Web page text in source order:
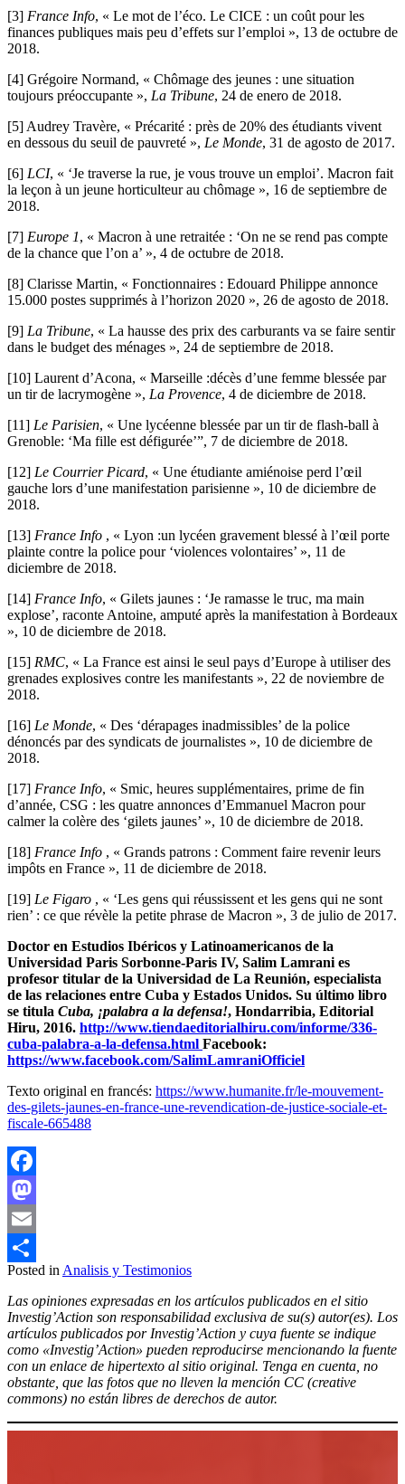
[3] France Info, « Le mot de l’éco. Le CICE : un coût pour les
finances publiques mais peu d’effets sur l’emploi », 13 de octubre de
2018.
[4] Grégoire Normand, « Chômage des jeunes : une situation
toujours préoccupante », La Tribune, 24 de enero de 2018.
[5] Audrey Travère, « Précarité : près de 20% des étudiants vivent
en dessous du seuil de pauvreté », Le Monde, 31 de agosto de 2017.
[6] LCI, « ‘Je traverse la rue, je vous trouve un emploi’. Macron fait
la leçon à un jeune horticulteur au chômage », 16 de septiembre de
2018.
[7] Europe 1, « Macron à une retraitée : ‘On ne se rend pas compte
de la chance que l’on a’ », 4 de octubre de 2018.
[8] Clarisse Martin, « Fonctionnaires : Edouard Philippe annonce
15.000 postes supprimés à l’horizon 2020 », 26 de agosto de 2018.
[9] La Tribune, « La hausse des prix des carburants va se faire sentir
dans le budget des ménages », 24 de septiembre de 2018.
[10] Laurent d’Acona, « Marseille :décès d’une femme blessée par
un tir de lacrymogène », La Provence, 4 de diciembre de 2018.
[11] Le Parisien, « Une lycéenne blessée par un tir de flash-ball à
Grenoble: ‘Ma fille est défigurée’”, 7 de diciembre de 2018.
[12] Le Courrier Picard, « Une étudiante amiénoise perd l’œil
gauche lors d’une manifestation parisienne », 10 de diciembre de
2018.
[13] France Info , « Lyon :un lycéen gravement blessé à l’œil porte
plainte contre la police pour ‘violences volontaires’ », 11 de
diciembre de 2018.
[14] France Info, « Gilets jaunes : ‘Je ramasse le truc, ma main
explose’, raconte Antoine, amputé après la manifestation à Bordeaux
», 10 de diciembre de 2018.
[15] RMC, « La France est ainsi le seul pays d’Europe à utiliser des
grenades explosives contre les manifestants », 22 de noviembre de
2018.
[16] Le Monde, « Des ‘dérapages inadmissibles’ de la police
dénoncés par des syndicats de journalistes », 10 de diciembre de
2018.
[17] France Info, « Smic, heures supplémentaires, prime de fin
d’année, CSG : les quatre annonces d’Emmanuel Macron pour
calmer la colère des ‘gilets jaunes’ », 10 de diciembre de 2018.
[18] France Info , « Grands patrons : Comment faire revenir leurs
impôts en France », 11 de diciembre de 2018.
[19] Le Figaro , « ‘Les gens qui réussissent et les gens qui ne sont
rien’ : ce que révèle la petite phrase de Macron », 3 de julio de 2017.
Doctor en Estudios Ibéricos y Latinoamericanos de la
Universidad Paris Sorbonne-Paris IV, Salim Lamrani es
profesor titular de la Universidad de La Reunión, especialista
de las relaciones entre Cuba y Estados Unidos. Su último libro
se titula Cuba, ¡palabra a la defensa!, Hondarribia, Editorial
Hiru, 2016. http://www.tiendaeditorialhiru.com/informe/336-
cuba-palabra-a-la-defensa.html Facebook:
https://www.facebook.com/SalimLamraniOfficiel
Texto original en francés: https://www.humanite.fr/le-mouvement-
des-gilets-jaunes-en-france-une-revendication-de-justice-sociale-et-
fiscale-665488
Facebook
Mastodon
Email
Compartir
Posted in Analisis y Testimonios
Las opiniones expresadas en los artículos publicados en el sitio
Investig’Action son responsabilidad exclusiva de su(s) autor(es). Los
artículos publicados por Investig’Action y cuya fuente se indique
como «Investig’Action» pueden reproducirse mencionando la fuente
con un enlace de hipertexto al sitio original. Tenga en cuenta, no
obstante, que las fotos que no lleven la mención CC (creative
commons) no están libres de derechos de autor.